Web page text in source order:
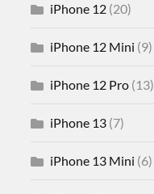
iPhone 12 (20)
iPhone 12 Mini (9)
iPhone 12 Pro (13)
iPhone 13 (7)
iPhone 13 Mini (6)